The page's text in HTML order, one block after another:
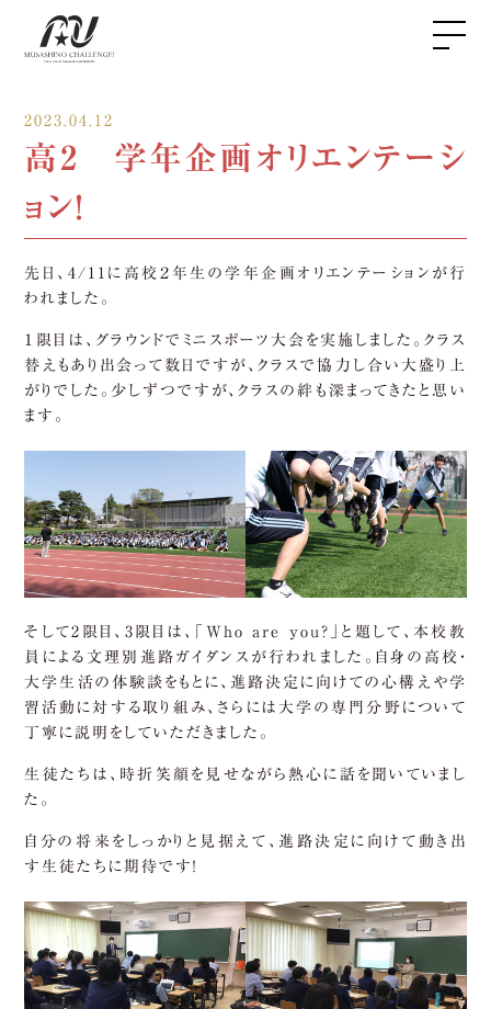
2023.04.12
高2 学年企画オリエンテーシ
ョン！
先日、4/11に高校２年生の学年企画オリエンテーションが行
われました。
１限目は、グラウンドでミニスポーツ大会を実施しました。クラス
替えもあり出会って数日ですが、クラスで協力し合い大盛り上
がりでした。少しずつですが、クラスの絆も深まってきたと思い
ます。
そして2限目、3限目は、「Who are you?」と題して、本校教
員による文理別進路ガイダンスが行われました。自身の高校・
大学生活の体験談をもとに、進路決定に向けての心構えや学
習活動に対する取り組み、さらには大学の専門分野について
丁寧に説明をしていただきました。
生徒たちは、時折笑顔を見せながら熱心に話を聞いていまし
た。
自分の将来をしっかりと見据えて、進路決定に向けて動き出
す生徒たちに期待です！